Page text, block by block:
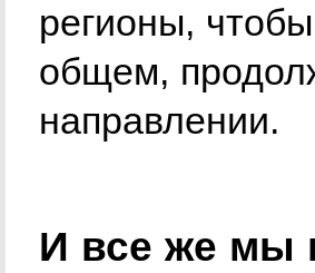
регионы,
общем,
направлении.
И все же мы